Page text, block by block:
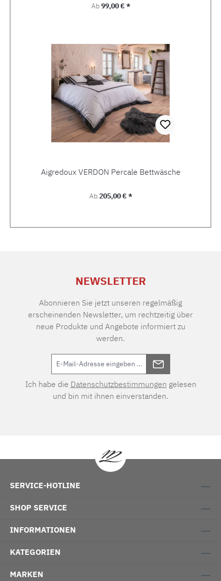
Regulärer Preis:
Ab99,00 € *
Aigredoux VERDON Percale Bettwäsche
Regulärer Preis:
Ab205,00 € *
NEWSLETTER
Abonnieren Sie jetzt unseren regelmäßig
erscheinenden Newsletter, um rechtzeitig über
neue Produkte und Angebote informiert zu
werden.
Ich habe die Datenschutzbestimmungen gelesen
und bin mit ihnen einverstanden.
SERVICE-HOTLINE
SHOP SERVICE
INFORMATIONEN
KATEGORIEN
MARKEN